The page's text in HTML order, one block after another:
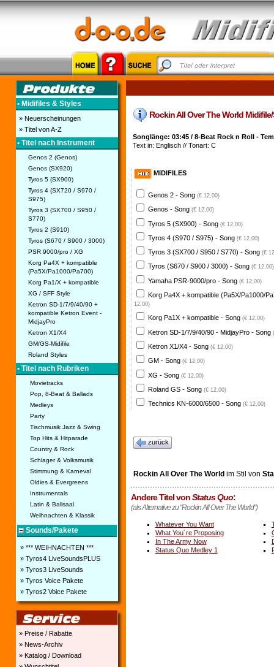
• Midifiles & Styles
» Neuerscheinungen
» Titel von A-Z
• Titel nach Instrument
Genos 2 (Genos)
Genos (SX920)
Tyros 5 (SX900)
Tyros 4 (SX720 / S970 /
S975)
Tyros 3 (SX700 / S950 /
S770)
Tyros 2 (S910)
Tyros (S670 / S900 / 3000)
PSR 9000/pro / XG
Korg Pa4X + kompatible
(Pa5X/Pa1000/Pa700)
Korg Pa1/X + kompatible
XG / SFF Style
Ketron SD-1/7/9/40/90 +
kompatible Ketron Event -
MidjayPro
Ketron X1/X4
GM/GS-Midifile
Roland Styles
• Titel nach Rubriken
Movietracks
Pop, 8-Beat & Ballads
Medleys
Party
Tischmusik Jazz & Swing
Top Hits & Hitparade
Country & Rock
Schlager & Volksmusik
Stimmung & Karneval
Oldies & Evergreens
Instrumentals
Latin & Ballsaal
Weihnachten & Klassik
Sounds/Pakete
» *** WEIHNACHTEN ***
» Tyros4 LiveSoundsPLUS
» Tyros3 LiveSounds
» Tyros Voice Pakete
» Tyros2 Voice Pakete
» Preise / Rabatte
» News-Archiv
» Katalog / Download
Rockin All Over The World
Songlänge: 03:45 / 8-Beat Rock n Roll -
Text in: Englisch // Tonart: C
MIDIFILES
Genos 2 - Song (€ 12,00)
Genos - Song (€ 12,00)
Tyros 5 (SX900) - Song (€ 12,00)
Tyros 4 (S970 / S975) - Song (€ 12,00)
Tyros 3 (SX700 / S950 / S770) - Song (€
Tyros (S670 / S900 / 3000) - Song (€ 12,00)
Yamaha PSR-9000/pro - Song (€ 12,00)
Korg Pa4X + kompatible (Pa5X/Pa1000/
12,00)
Korg Pa1X + kompatible - Song (€ 12,00)
Ketron SD-1/7/9/40/90 - MidjayPro - Song
Ketron X1/X4 - Song (€ 12,00)
GM - Song (€ 12,00)
XG - Song (€ 12,00)
Roland GS - Song (€ 12,00)
Technics KN-6000/6500 - Song (€ 12,00)
zurück
Rockin All Over The World im Stil von
Andere Titel vonStatus Quo:
(als Alternative zu "Rockin All Over The World")
Whatever You Want
What You´re Proposing
In The Army Now
Status Quo Medley 1